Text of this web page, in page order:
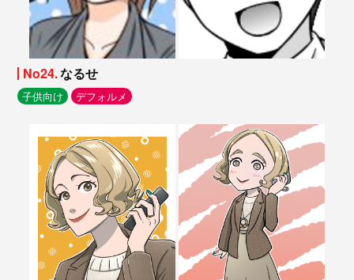
No24.なるせ
子供向け デフォルメ